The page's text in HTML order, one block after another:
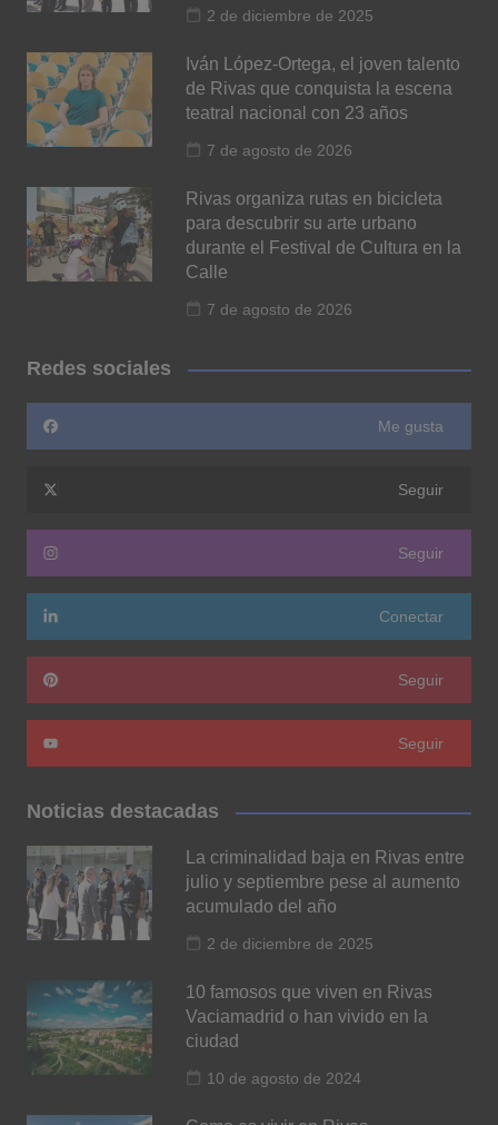
2 de diciembre de 2025
Iván López-Ortega, el joven talento
de Rivas que conquista la escena
teatral nacional con 23 años
7 de agosto de 2026
Rivas organiza rutas en bicicleta
para descubrir su arte urbano
durante el Festival de Cultura en la
Calle
7 de agosto de 2026
Redes sociales
Me gusta
Seguir
Seguir
Conectar
Seguir
Seguir
Noticias destacadas
La criminalidad baja en Rivas entre
julio y septiembre pese al aumento
acumulado del año
2 de diciembre de 2025
10 famosos que viven en Rivas
Vaciamadrid o han vivido en la
ciudad
10 de agosto de 2024